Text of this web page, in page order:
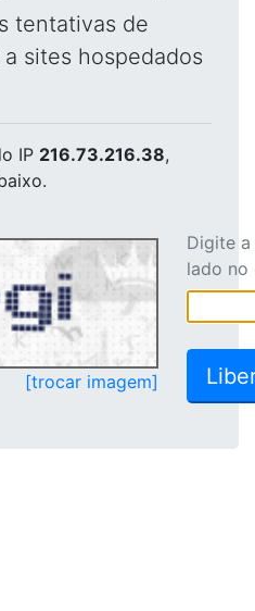
tentativas de
sites hospedados
IP 216.73.216.38,
[trocar imagem]
Digite
lado no